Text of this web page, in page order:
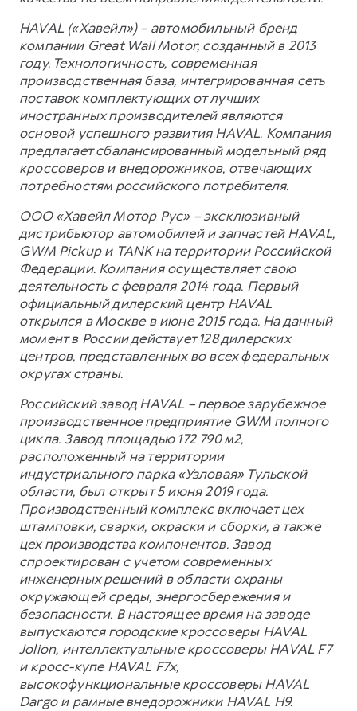
HAVAL («Хавейл») – автомобильный бренд
компании Great Wall Motor, созданный в 2013
году. Технологичность, современная
производственная база, интегрированная сеть
поставок комплектующих от лучших
иностранных производителей являются
основой успешного развития HAVAL. Компания
предлагает сбалансированный модельный ряд
кроссоверов и внедорожников, отвечающих
потребностям российского потребителя.
ООО «Хавейл Мотор Рус» – эксклюзивный
дистрибьютор автомобилей и запчастей HAVAL,
GWM Pickup и TANK на территории Российской
Федерации. Компания осуществляет свою
деятельность с февраля 2014 года. Первый
официальный дилерский центр HAVAL
открылся в Москве в июне 2015 года. На данный
момент в России действует 128 дилерских
центров, представленных во всех федеральных
округах страны.
Российский завод HAVAL – первое зарубежное
производственное предприятие GWM полного
цикла. Завод площадью 172 790 м2,
расположенный на территории
индустриального парка «Узловая» Тульской
области, был открыт 5 июня 2019 года.
Производственный комплекс включает цех
штамповки, сварки, окраски и сборки, а также
цех производства компонентов. Завод
спроектирован с учетом современных
инженерных решений в области охраны
окружающей среды, энергосбережения и
безопасности. В настоящее время на заводе
выпускаются городские кроссоверы HAVAL
Jolion, интеллектуальные кроссоверы HAVAL F7
и кросс-купе HAVAL F7x,
высокофункциональные кроссоверы HAVAL
Dargo и рамные внедорожники HAVAL H9.